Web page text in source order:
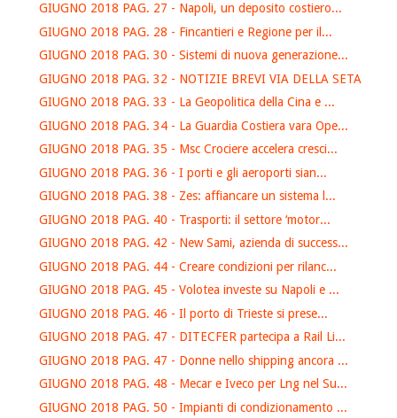
GIUGNO 2018 PAG. 27 - Napoli, un deposito costiero...
GIUGNO 2018 PAG. 28 - Fincantieri e Regione per il...
GIUGNO 2018 PAG. 30 - Sistemi di nuova generazione...
GIUGNO 2018 PAG. 32 - NOTIZIE BREVI VIA DELLA SETA
GIUGNO 2018 PAG. 33 - La Geopolitica della Cina e ...
GIUGNO 2018 PAG. 34 - La Guardia Costiera vara Ope...
GIUGNO 2018 PAG. 35 - Msc Crociere accelera cresci...
GIUGNO 2018 PAG. 36 - I porti e gli aeroporti sian...
GIUGNO 2018 PAG. 38 - Zes: affiancare un sistema l...
GIUGNO 2018 PAG. 40 - Trasporti: il settore ‘motor...
GIUGNO 2018 PAG. 42 - New Sami, azienda di success...
GIUGNO 2018 PAG. 44 - Creare condizioni per rilanc...
GIUGNO 2018 PAG. 45 - Volotea investe su Napoli e ...
GIUGNO 2018 PAG. 46 - Il porto di Trieste si prese...
GIUGNO 2018 PAG. 47 - DITECFER partecipa a Rail Li...
GIUGNO 2018 PAG. 47 - Donne nello shipping ancora ...
GIUGNO 2018 PAG. 48 - Mecar e Iveco per Lng nel Su...
GIUGNO 2018 PAG. 50 - Impianti di condizionamento ...